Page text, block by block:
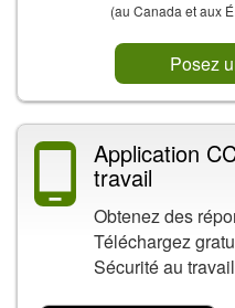
(au Canada et aux
Posez
Application
travail
Obtenez des
Téléchargez
Sécurité au